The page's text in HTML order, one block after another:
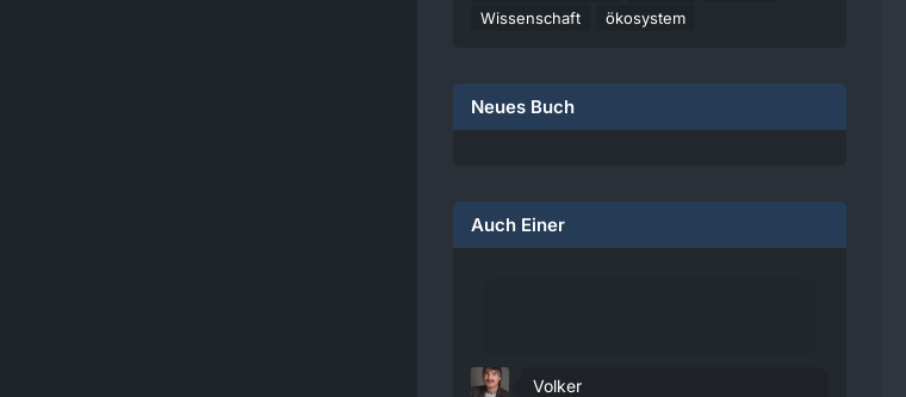
Wissenschaft
ökosystem
Neues Buch
Auch Einer
Volker